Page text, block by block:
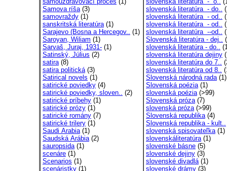
Samova ríša(3)
samovraždy (1)
sanskritská literatúra(1)
Sarajevo (Bosna a Hercegov.. (1)
Saroyan, Wiliam (1)
Sarvaš, Juraj, 1931- (1)
Satinský, Július (2)
satira(8)
satira politická(3)
Satirical novels (1)
satirické poviedky (4)
satirické poviedky, sloven.. (2)
satirické príbehy (1)
satirické prózy (1)
satirické romány (7)
satirické trilery (1)
Saudi Arabia(1)
Saudská Arábia(2)
sauropsida(1)
scenáre (1)
Scenarios (1)
scenáristky (1)
slovenská literatúra - do..
slovenská literatúra - od..
slovenská literatúra - od..
slovenská literatúra --od..
Slovenská literatúra - dej..
slovenská literatúra - do..
slovenská literatúra dejiny
slovenská literatúra do 7..
slovenská literatúra od 8..
Slovenská národná rada(1)
Slovenská poézia(1)
slovenská poézia(>99)
Slovenská próza(7)
slovenská próza(>99)
Slovenská republika(4)
Slovenská republika - kult..
slovenská spisovateľka(1)
slovenskáliteratúra(1)
slovenské básne (5)
slovenské dejiny (3)
slovenské divadlá(1)
slovenské drámy (3)